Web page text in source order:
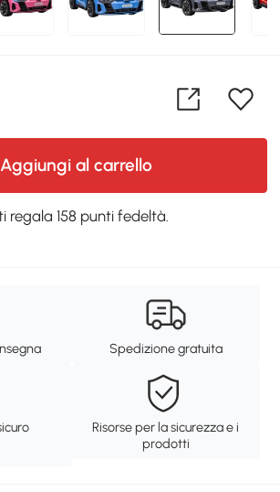
Aggiungi al carrello
regala 158 punti fedeltà.
Spedizione gratuita
Risorse per la sicurezza e i
prodotti